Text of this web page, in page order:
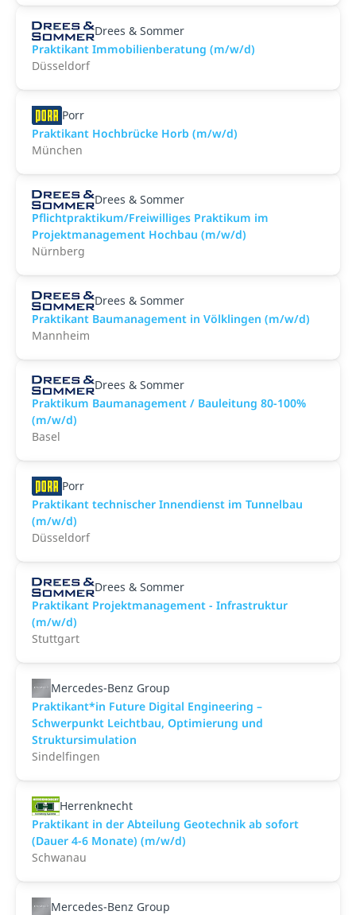
Drees & Sommer
Praktikant Immobilienberatung (m/w/d)
Düsseldorf
Porr
Praktikant Hochbrücke Horb (m/w/d)
München
Drees & Sommer
Pflichtpraktikum/Freiwilliges Praktikum im
Projektmanagement Hochbau (m/w/d)
Nürnberg
Drees & Sommer
Praktikant Baumanagement in Völklingen (m/w/d)
Mannheim
Drees & Sommer
Praktikum Baumanagement / Bauleitung 80-100%
(m/w/d)
Basel
Porr
Praktikant technischer Innendienst im Tunnelbau
(m/w/d)
Düsseldorf
Drees & Sommer
Praktikant Projektmanagement - Infrastruktur
(m/w/d)
Stuttgart
Mercedes-Benz Group
Praktikant*in Future Digital Engineering –
Schwerpunkt Leichtbau, Optimierung und
Struktursimulation
Sindelfingen
Herrenknecht
Praktikant in der Abteilung Geotechnik ab sofort
(Dauer 4-6 Monate) (m/w/d)
Schwanau
Mercedes-Benz Group